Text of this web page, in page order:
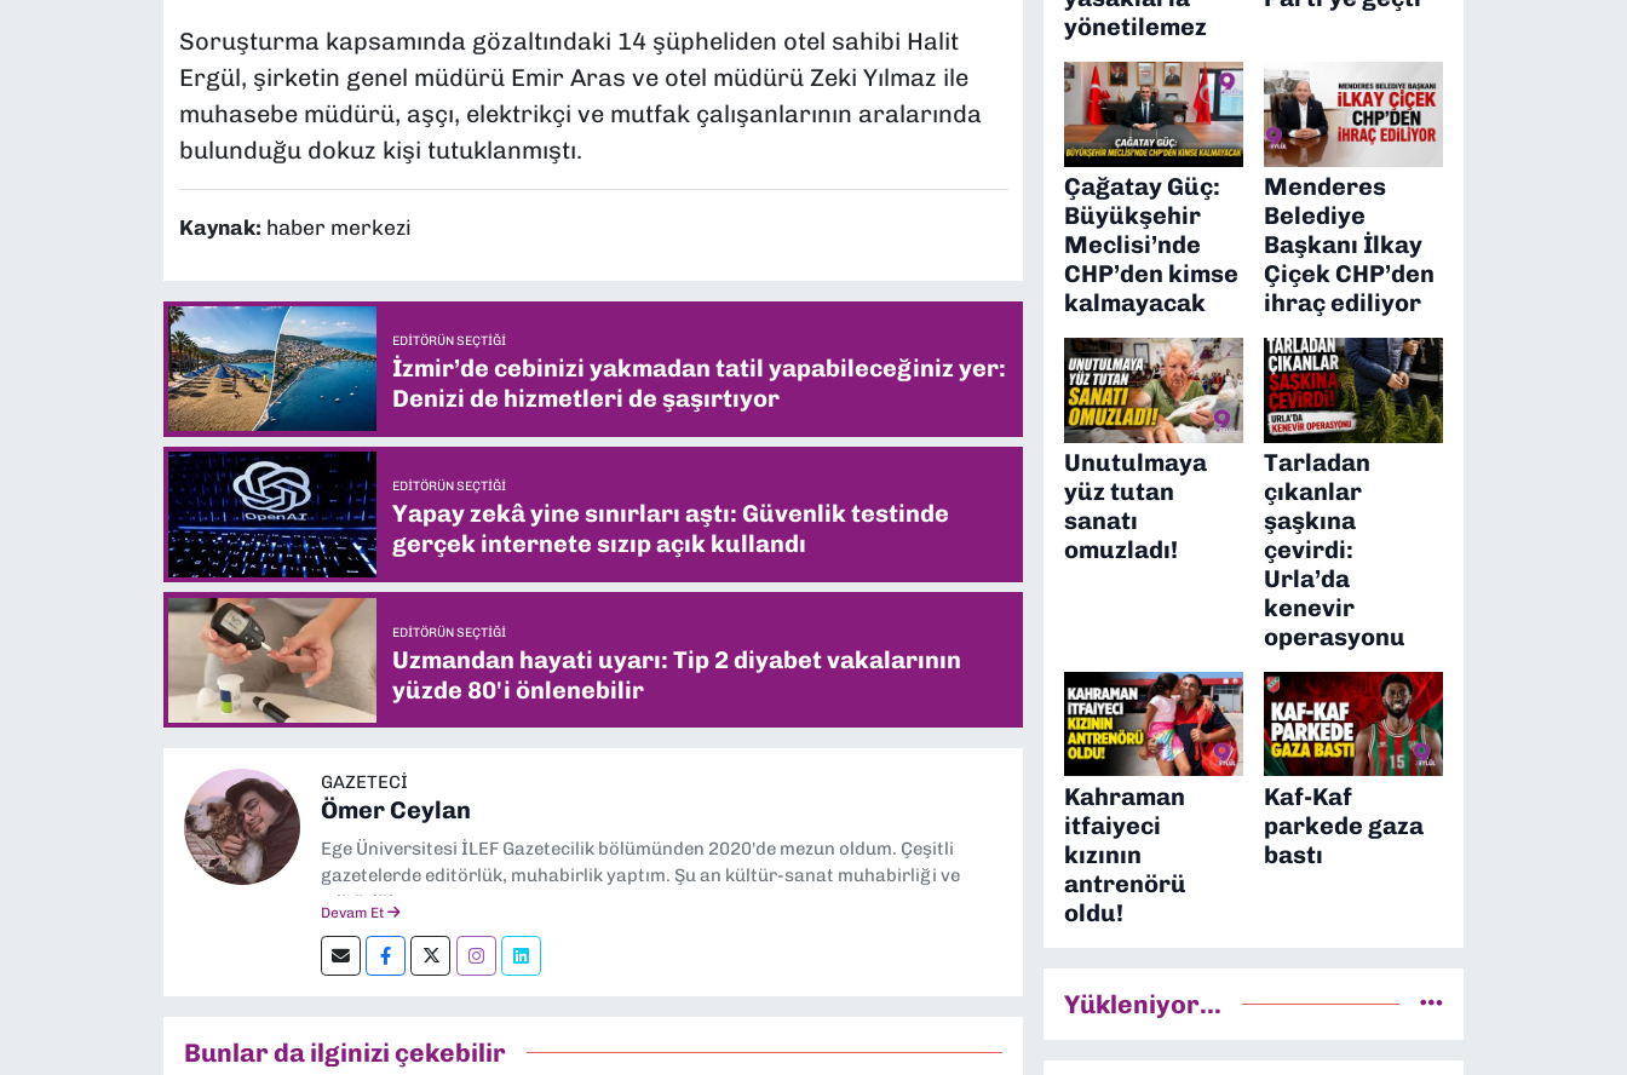
Soruşturma kapsamında gözaltındaki 14 şüpheliden otel sahibi Halit
Ergül, şirketin genel müdürü Emir Aras ve otel müdürü Zeki Yılmaz ile
muhasebe müdürü, aşçı, elektrikçi ve mutfak çalışanlarının aralarında
bulunduğu dokuz kişi tutuklanmıştı.
Kaynak: haber merkezi
EDITÖRÜN SEÇTIĞI
İzmir’de cebinizi yakmadan tatil yapabileceğiniz yer:
Denizi de hizmetleri de şaşırtıyor
EDITÖRÜN SEÇTIĞI
Yapay zekâ yine sınırları aştı: Güvenlik testinde
gerçek internete sızıp açık kullandı
EDITÖRÜN SEÇTIĞI
Uzmandan hayati uyarı: Tip 2 diyabet vakalarının
yüzde 80'i önlenebilir
GAZETECİ
Ömer Ceylan
Ege Üniversitesi İLEF Gazetecilik bölümünden 2020'de mezun oldum. Çeşitli
gazetelerde editörlük, muhabirlik yaptım. Şu an kültür-sanat muhabirliği ve
editörlük yapıyorum.
Devam Et
Bunlar da ilginizi çekebilir
yönetilemez
Çağatay Güç:
Büyükşehir
Meclisi’nde
CHP’den kimse
kalmayacak
Menderes
Belediye
Başkanı İlkay
Çiçek CHP’den
ihraç ediliyor
Unutulmaya
yüz tutan
sanatı
omuzladı!
Tarladan
çıkanlar
şaşkına
çevirdi:
Urla’da
kenevir
operasyonu
Kahraman
itfaiyeci
kızının
antrenörü
oldu!
Kaf-Kaf
parkede gaza
bastı
Yükleniyor...